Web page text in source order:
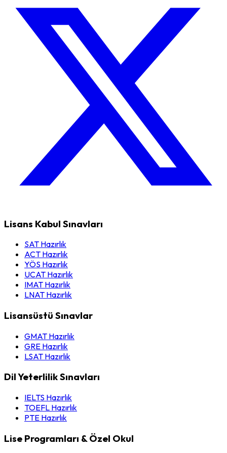
Lisans Kabul Sınavları
SAT Hazırlık
ACT Hazırlık
YÖS Hazırlık
UCAT Hazırlık
IMAT Hazırlık
LNAT Hazırlık
Lisansüstü Sınavlar
GMAT Hazırlık
GRE Hazırlık
LSAT Hazırlık
Dil Yeterlilik Sınavları
IELTS Hazırlık
TOEFL Hazırlık
PTE Hazırlık
Lise Programları & Özel Okul